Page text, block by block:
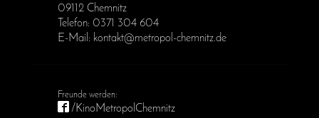
09112 Chemnitz
Telefon: 0371 304 604
E-Mail: kontakt@metropol-chemnitz.de
/KinoMetropolChemnitz